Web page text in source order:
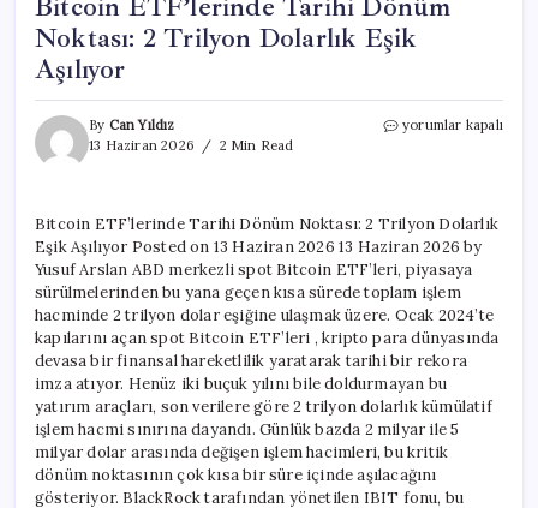
Bitcoin ETF’lerinde Tarihi Dönüm
Noktası: 2 Trilyon Dolarlık Eşik
Aşılıyor
By Can Yıldız
13 Haziran 2026
2 Min Read
Bitcoin
2
Trilyon
Dolarlık
Eşik
Aşılıyor
için
yorumlar kapalı
Bitcoin ETF’lerinde Tarihi Dönüm Noktası: 2 Trilyon Dolarlık
Eşik Aşılıyor Posted on 13 Haziran 2026 13 Haziran 2026 by
Yusuf Arslan ABD merkezli spot Bitcoin ETF’leri, piyasaya
sürülmelerinden bu yana geçen kısa sürede toplam işlem
hacminde 2 trilyon dolar eşiğine ulaşmak üzere. Ocak 2024’te
kapılarını açan spot Bitcoin ETF’leri , kripto para dünyasında
devasa bir finansal hareketlilik yaratarak tarihi bir rekora
imza atıyor. Henüz iki buçuk yılını bile doldurmayan bu
yatırım araçları, son verilere göre 2 trilyon dolarlık kümülatif
işlem hacmi sınırına dayandı. Günlük bazda 2 milyar ile 5
milyar dolar arasında değişen işlem hacimleri, bu kritik
dönüm noktasının çok kısa bir süre içinde aşılacağını
gösteriyor. BlackRock tarafından yönetilen IBIT fonu, bu